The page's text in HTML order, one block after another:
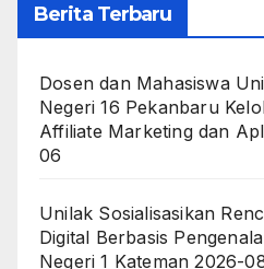
Berita Terbaru
Dosen dan Mahasiswa
Negeri 16 Pekanbaru
Affiliate Marketing dan
06
Unilak Sosialisasikan
Digital Berbasis
Negeri 1 Kateman 2026-